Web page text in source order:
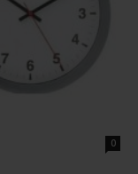
0